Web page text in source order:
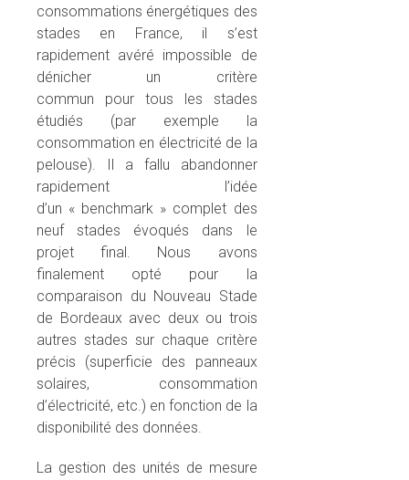
consommations énergétiques des
stades en France, il s’est
rapidement avéré impossible de
dénicher un critère
commun pour tous les stades
étudiés (par exemple la
consommation en électricité de la
pelouse). Il a fallu abandonner
rapidement l’idée
d’un « benchmark » complet des
neuf stades évoqués dans le
projet final. Nous avons
finalement opté pour la
comparaison du Nouveau Stade
de Bordeaux avec deux ou trois
autres stades sur chaque critère
précis (superficie des panneaux
solaires, consommation
d’électricité, etc.) en fonction de la
disponibilité des données.
La gestion des unités de mesure